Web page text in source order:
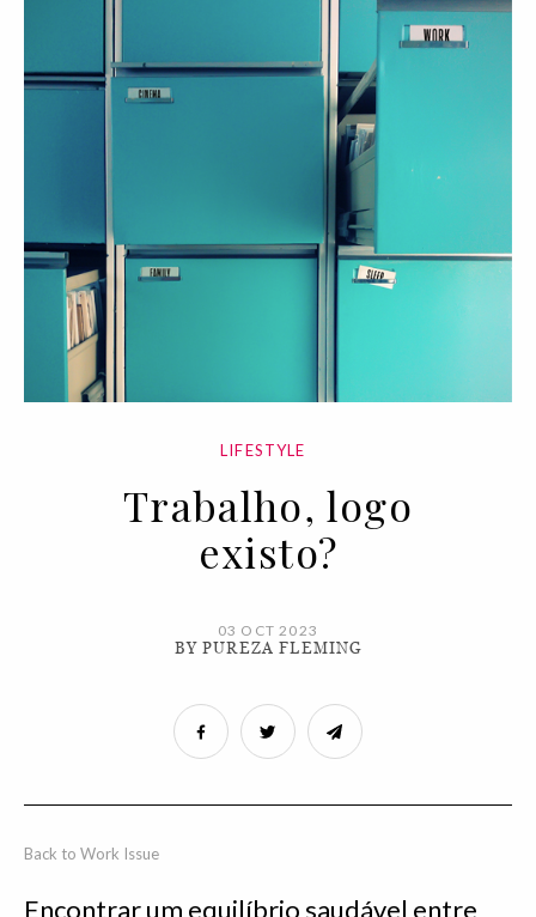
LIFESTYLE
Trabalho, logo
existo?
03 OCT 2023
BY PUREZA FLEMING
Back to Work Issue
Encontrar um equilíbrio saudável entre